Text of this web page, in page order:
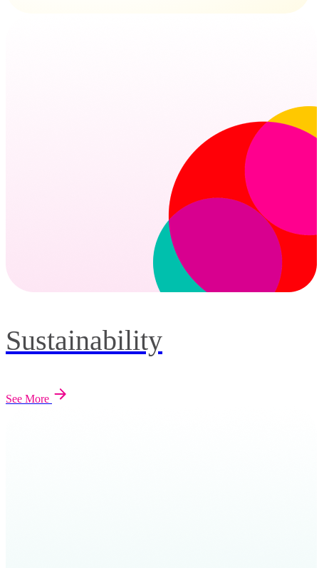
Sustainability
See More